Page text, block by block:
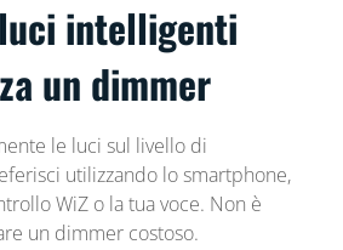
intelligenti
un dimmer
le luci sul livello di
utilizzando lo smartphone,
WiZ o la tua voce. Non è
un dimmer costoso.